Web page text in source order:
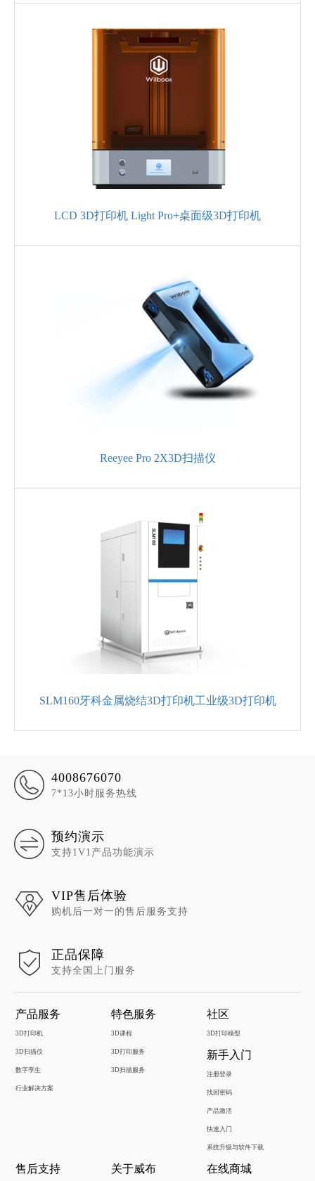
LCD 3D打印机 Light Pro+桌面级3D打印机
Reeyee Pro 2X3D扫描仪
SLM160牙科金属烧结3D打印机工业级3D打印机
4008676070
7*13小时服务热线
预约演示
支持1V1产品功能演示
VIP售后体验
购机后一对一的售后服务支持
正品保障
支持全国上门服务
产品服务
3D打印机
3D扫描仪
数字孪生
行业解决方案
特色服务
3D课程
3D打印服务
3D扫描服务
社区
3D打印模型
新手入门
注册登录
找回密码
产品激活
快速入门
系统升级与软件下载
售后支持 关于威布 在线商城